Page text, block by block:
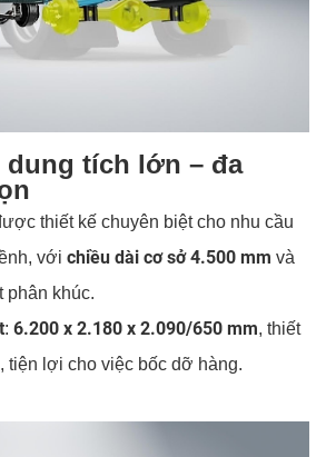
dung tích lớn – đa
thiết kế chuyên biệt cho nhu cầu
với chiều dài cơ sở 4.500 mm và
phân khúc.
: 6.200 x 2.180 x 2.090/650 mm, thiết
tiện lợi cho việc bốc dỡ hàng.